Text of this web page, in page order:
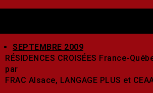
SEPTEMBRE 2009
RÉSIDENCES CROISÉES France-
par
FRAC Alsace, LANGAGE PLUS et